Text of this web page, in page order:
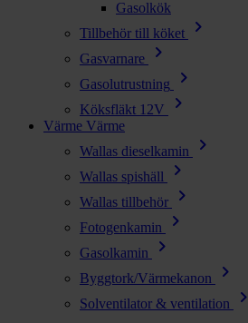
Gasolkök
Tillbehör till köket
chevron_right
Gasvarnare chevron_right
Gasolutrustning chevron_right
Köksfläkt 12V chevron_right
Värme Värme
Wallas dieselkamin
chevron_right
Wallas spishäll chevron_right
Wallas tillbehör chevron_right
Fotogenkamin chevron_right
Gasolkamin chevron_right
Byggtork/Värmekanon chevron_right
Solventilator & ventilation chevron_right